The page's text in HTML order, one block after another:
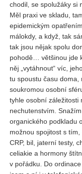
chodil, se spolužáky si
Měl praxi ve skladu,
epidemickým
málokdy, a když, tak
tak jsou nějak spolu
pohodě… většinou jde
něj „vytáhnout“ víc,
tu spoustu času
soukromou osobní
tyhle osobní záležitosti
nechutenstvím.
organického podkladu
možnou spojitost s
CRP, bil, jaterní testy,
celiakie a hormony
v pořádku. Do